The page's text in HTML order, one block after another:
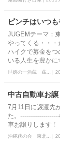
ピンチはいつ
JUGEMテーマ：
やってくる・・
ハイクで募金を
いる人生を豊かに
世嬉の一酒蔵 蔵... |
中古自動車お
7月11日に譲渡先
た。
車お譲りします
沖縄萩の会 東北... |